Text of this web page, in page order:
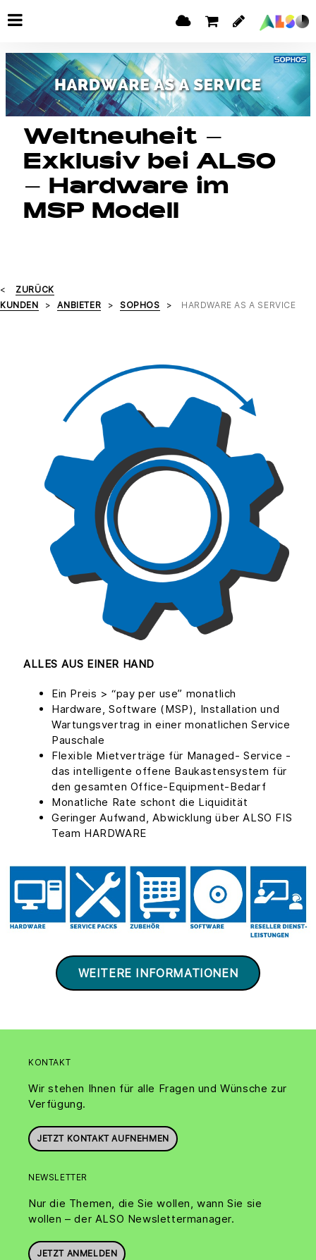
Weltneuheit –
Exklusiv bei ALSO
– Hardware im
MSP Modell
ZURÜCK
KUNDEN
ANBIETER SOPHOS HARDWARE AS A SERVICE
ALLES AUS EINER HAND
Ein Preis > “pay per use” monatlich
Hardware, Software (MSP), Installation und
Wartungsvertrag in einer monatlichen Service
Pauschale
Flexible Mietverträge für Managed- Service -
das intelligente offene Baukastensystem für
den gesamten Office-Equipment-Bedarf
Monatliche Rate schont die Liquidität
Geringer Aufwand, Abwicklung über ALSO FIS
Team HARDWARE
WEITERE INFORMATIONEN
KONTAKT
Wir stehen Ihnen für alle Fragen und Wünsche zur
Verfügung.
JETZT KONTAKT AUFNEHMEN
NEWSLETTER
Nur die Themen, die Sie wollen, wann Sie sie
wollen – der ALSO Newslettermanager.
JETZT ANMELDEN